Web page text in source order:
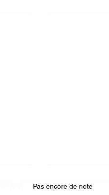
0 étoile sur 5.Pas encore de note